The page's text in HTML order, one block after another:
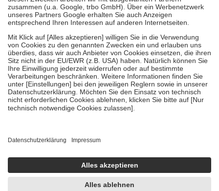
Diese Regeln gelten grundsätzlich auch für Online-Apotheken.
Bei Heilmitteln und häuslicher Krankenpflege beträgt die
Zuzahlung zehn Prozent der Kosten sowie zehn Euro je
Verordnung.
Um das Engagement der Versicherten für ihre eigene Gesundheit zu
stärken und die besondere Stellung der Familie zu unterstützen,
fallenkeine Zuzahlungenan bei:
• Kindern und Jugendlichen bis zum vollendeten 18. Lebensjahr
mit Ausnahme der Fahrkosten
• Untersuchungen zur Vorsorge und Früherkennung, die von der
GKV getragen werden
Einholung von Bewertungen. Trusted Shops hat Maßnahmen
getroffen, um sicherzustellen, dass es sich um echte Bewertungen
handelt. Mehr Informationen findest du hier:
https://help.etrusted.com/hc/de/articles/4419944605341